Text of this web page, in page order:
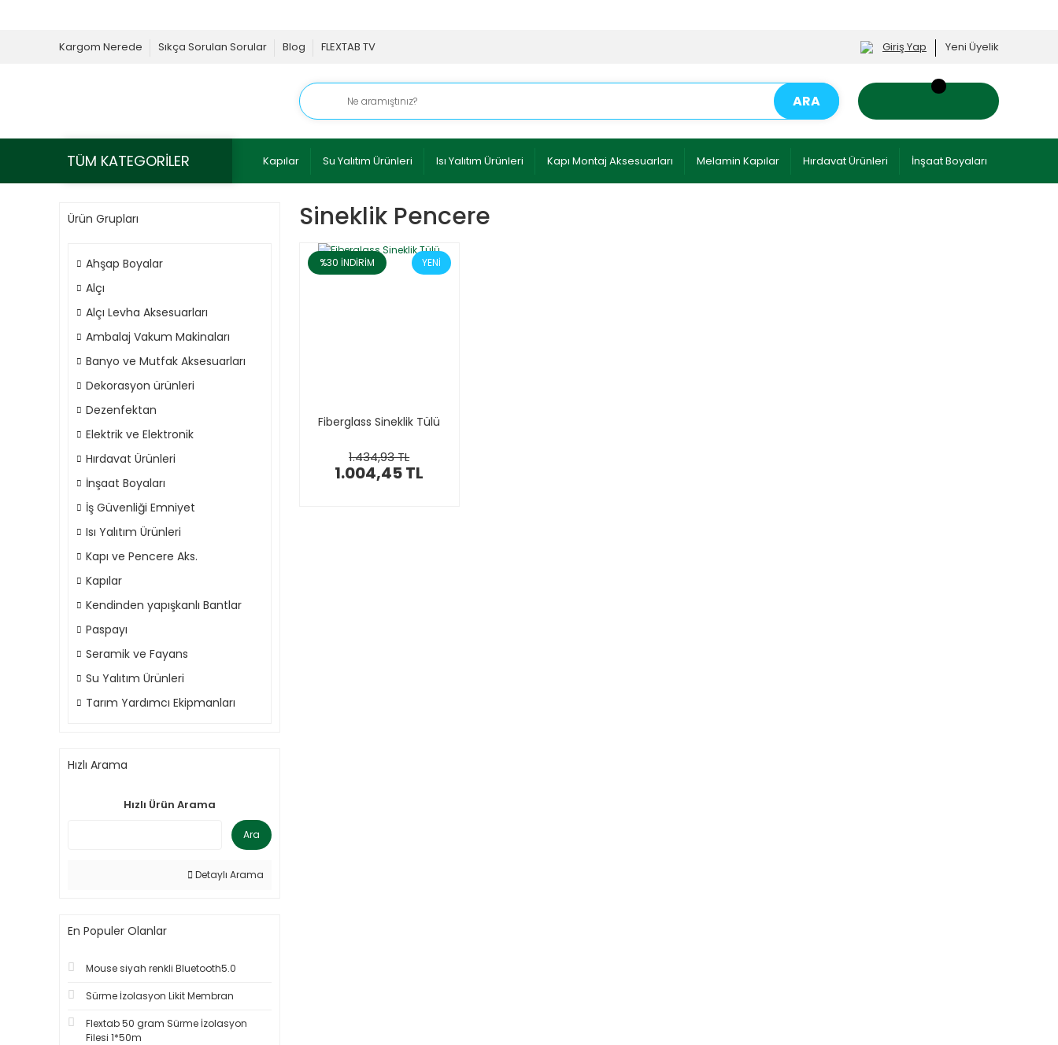
Kargom Nerede Sıkça Sorulan Sorular Blog FLEXTAB TV Giriş Yap Yeni Üyelik
ARA
TÜM KATEGORİLER Kapılar Su Yalıtım Ürünleri Isı Yalıtım Ürünleri Kapı Montaj Aksesuarları Melamin Kapılar Hırdavat Ürünleri İnşaat Boyaları
Ürün Grupları
Ahşap Boyalar
Alçı
Alçı Levha Aksesuarları
Ambalaj Vakum Makinaları
Banyo ve Mutfak Aksesuarları
Dekorasyon ürünleri
Dezenfektan
Elektrik ve Elektronik
Hırdavat Ürünleri
İnşaat Boyaları
İş Güvenliği Emniyet
Isı Yalıtım Ürünleri
Kapı ve Pencere Aks.
Kapılar
Kendinden yapışkanlı Bantlar
Paspayı
Seramik ve Fayans
Su Yalıtım Ürünleri
Tarım Yardımcı Ekipmanları
Hızlı Arama
Hızlı Ürün Arama
Ara
Detaylı Arama
En Populer Olanlar
Mouse siyah renkli Bluetooth5.0
Sürme İzolasyon Likit Membran
Flextab 50 gram Sürme İzolasyon
Filesi 1*50m
Sineklik Pencere
%30 İNDİRİM YENİ
Fiberglass Sineklik Tülü
1.434,93 TL
1.004,45 TL